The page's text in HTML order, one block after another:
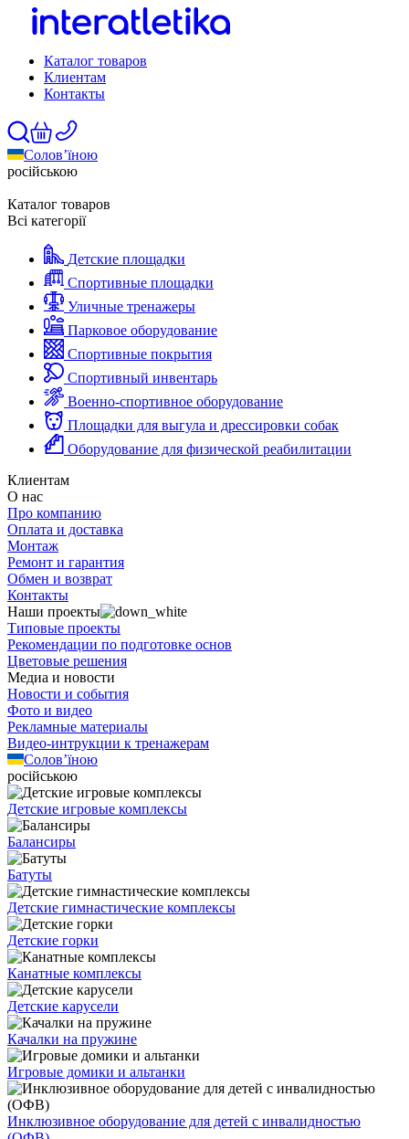
Каталог товаров
Клиентам
Контакты
Солов’їною
російською
Каталог товаров
Всі категорії
Детские площадки
Спортивные площадки
Уличные тренажеры
Парковое оборудование
Спортивные покрытия
Спортивный инвентарь
Военно-спортивное оборудование
Площадки для выгула и дрессировки собак
Оборудование для физической реабилитации
Клиентам
О нас
Про компанию
Оплата и доставка
Монтаж
Ремонт и гарантия
Обмен и возврат
Контакты
Наши проекты
Типовые проекты
Рекомендации по подготовке основ
Цветовые решения
Медиа и новости
Новости и события
Фото и видео
Рекламные материалы
Видео-интрукции к тренажерам
Солов’їною
російською
Детские игровые комплексы
Балансиры
Батуты
Детские гимнастические комплексы
Детские горки
Канатные комплексы
Детские карусели
Качалки на пружине
Игровые домики и альтанки
Инклюзивное оборудование для детей с инвалидностью